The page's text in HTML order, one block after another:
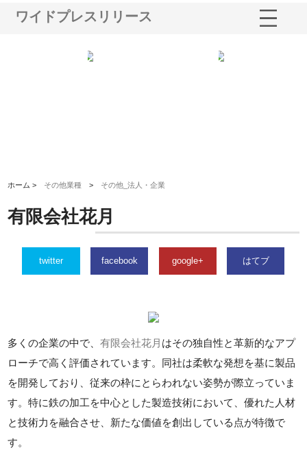
ワイドプレスリリース
ホーム > その他業種 > その他_法人・企業
有限会社花月
twitter facebook google+ はてブ
多くの企業の中で、有限会社花月 はその独自性と革新的なアプ
ローチで高く評価されています。同社は柔軟な発想を基に製品
を開発しており、従来の枠にとらわれない姿勢が際立っていま
す。特に鉄の加工を中心とした製造技術において、優れた人材
と技術力を融合させ、新たな価値を創出している点が特徴で
す。